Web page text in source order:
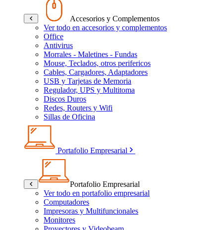
Accesorios y Complementos
Ver todo en accesorios y complementos
Office
Antivirus
Morrales - Maletines - Fundas
Mouse, Teclados, otros perifericos
Cables, Cargadores, Adaptadores
USB y Tarjetas de Memoria
Regulador, UPS y Multitoma
Discos Duros
Redes, Routers y Wifi
Sillas de Oficina
Portafolio Empresarial
Portafolio Empresarial
Ver todo en portafolio empresarial
Computadores
Impresoras y Multifuncionales
Monitores